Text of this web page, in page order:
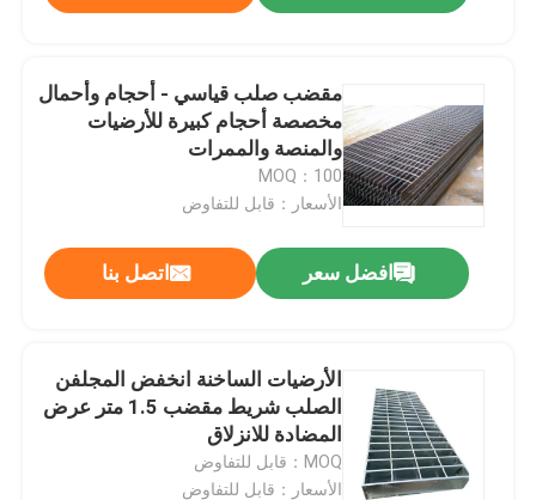
مقضب صلب قياسي - أحجام وأحمال
مخصصة أحجام كبيرة للأرضيات
والمنصة والممرات
MOQ：100
الأسعار：قابل للتفاوض
افضل سعر اتصل بنا
الأرضيات الساخنة انخفض المجلفن
الصلب شريط مقضب 1.5 متر عرض
المضادة للانزلاق
MOQ：قابل للتفاوض
الأسعار：قابل للتفاوض